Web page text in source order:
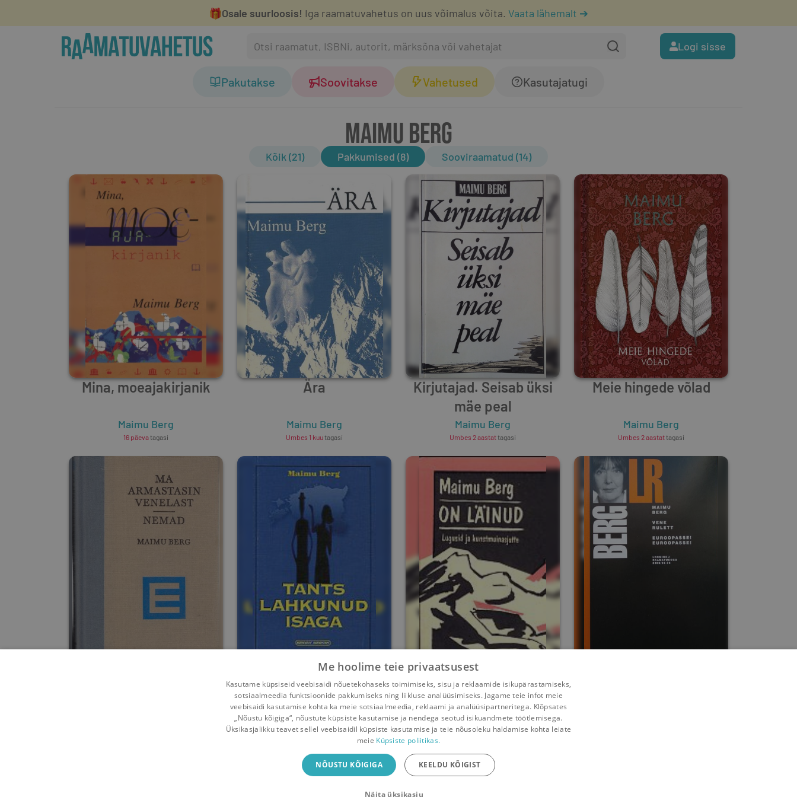
🎁Osale suurloosis! Iga raamatuvahetus on uus võimalus võita. Vaata lähemalt ➔
Logi sisse
Pakutakse Soovitakse Vahetused Kasutajatugi
MAIMU BERG
Kõik (21) Pakkumised (8) Sooviraamatud (14)
Mina, moeajakirjanik
Maimu Berg
16 päevatagasi
Ära
Maimu Berg
Umbes 1 kuutagasi
Kirjutajad. Seisab üksi
mäe peal
Maimu Berg
Umbes 2 aastattagasi
Meie hingede võlad
Maimu Berg
Umbes 2 aastattagasi
Tants lahkunud isaga
Maimu Berg
Umbes 8 aastat tagasi
On läinud
Maimu Berg
Umbes 9 aastattagasi
Me hoolime teie privaatsusest
Kasutame küpsiseid veebisaidi nõuetekohaseks toimimiseks, sisu ja reklaamide isikupärastamiseks,
sotsiaalmeedia funktsioonide pakkumiseks ning liikluse analüüsimiseks. Jagame teie infot meie
veebisaidi kasutamise kohta ka meie sotsiaalmeedia, reklaami ja analüüsipartneritega. Klõpsates
„Nõustu kõigiga“, nõustute küpsiste kasutamise ja nendega seotud isikuandmete töötlemisega.
Üksikasjalikku teavet sellel veebisaidil küpsiste kasutamise ja teie nõusoleku haldamise kohta leiate
meie Küpsiste poliitikas.
NÕUSTU KÕIGIGA KEELDU KÕIGIST
Näita üksikasju